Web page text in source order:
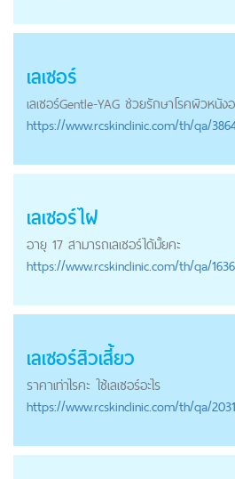
เลเซอร์
เลเซอร์Gentle-YAG ช่วยรักษาโรคผิวหนังอ
https://www.rcskinclinic.com/th/qa/
เลเซอร์ไฝ
อายุ 17 สามารถเลเซอร์ได้มั้ยคะ
https://www.rcskinclinic.com/th/qa/
เลเซอร์สิวเสี้ยว
ราคาเท่าไรคะ ใช้เลเซอร์อะไร
https://www.rcskinclinic.com/th/qa/